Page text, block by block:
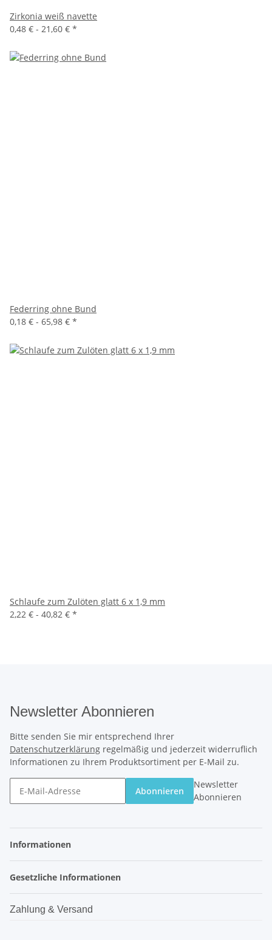
Zirkonia weiß navette
0,48 € - 21,60 € *
Federring ohne Bund
0,18 € - 65,98 € *
Schlaufe zum Zulöten glatt 6 x 1,9 mm
2,22 € - 40,82 € *
Newsletter Abonnieren
Bitte senden Sie mir entsprechend Ihrer
Datenschutzerklärung regelmäßig und jederzeit widerruflich
Informationen zu Ihrem Produktsortiment per E-Mail zu.
Abonnieren
Newsletter
Abonnieren
Informationen
Gesetzliche Informationen
Zahlung & Versand